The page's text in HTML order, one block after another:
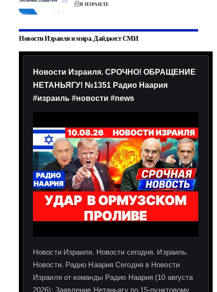
В ИЗРАИЛЕ
Новости Израиля и мира. Дайджест СМИ